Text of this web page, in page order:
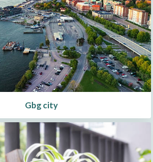
Gbg city